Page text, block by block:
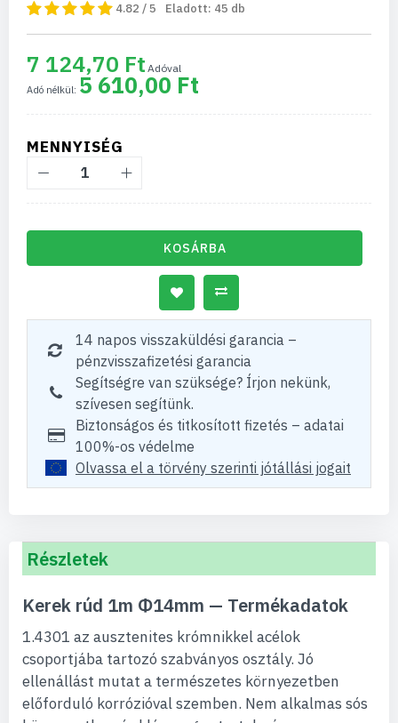
4.82 / 5 Eladott: 45 db
7 124,70 Ft
5 610,00 Ft
MENNYISÉG
KOSÁRBA
14 napos visszaküldési garancia –
pénzvisszafizetési garancia
Segítségre van szüksége? Írjon nekünk,
szívesen segítünk.
Biztonságos és titkosított fizetés – adatai
100%-os védelme
Olvassa el a törvény szerinti jótállási jogait
Részletek
Kerek rúd 1m Φ14mm — Termékadatok
1.4301 az ausztenites krómnikkel acélok
csoportjába tartozó szabványos osztály. Jó
ellenállást mutat a természetes környezetben
előforduló korrózióval szemben. Nem alkalmas sós